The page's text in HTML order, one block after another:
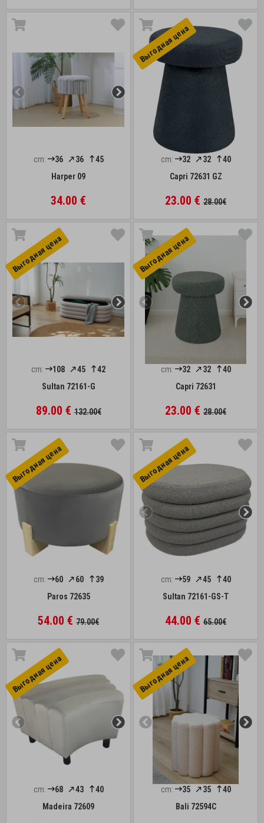
cm: 36 36
45
Harper 09
34.00 €
Выгоднaя цена
cm: 32 32
40
Capri 72631 GZ
23.00 € 28.00€
Выгоднaя цена
cm: 108 45
42
Sultan 72161-G
89.00 €132.00€
Выгоднaя цена
cm: 32 32
40
Capri 72631
23.00 € 28.00€
Выгоднaя цена
cm: 60 60
39
Paros 72635
54.00 € 79.00€
Выгоднaя цена
cm: 59 45
40
Sultan 72161-GS-T
44.00 € 65.00€
Выгоднaя цена
cm: 68 43
40
Madeira 72609
Выгоднaя цена
cm: 35 35
40
Bali 72594C